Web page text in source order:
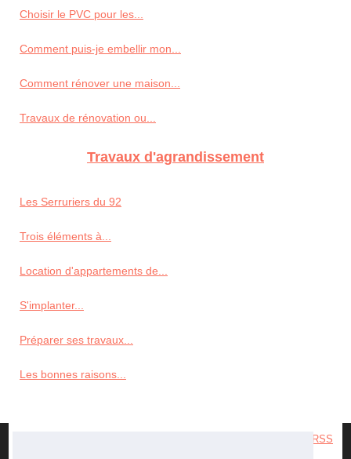
Choisir le PVC pour les...
Comment puis-je embellir mon...
Comment rénover une maison...
Travaux de rénovation ou...
Travaux d'agrandissement
Les Serruriers du 92
Trois éléments à...
Location d'appartements de...
S'implanter...
Préparer ses travaux...
Les bonnes raisons...
RSS